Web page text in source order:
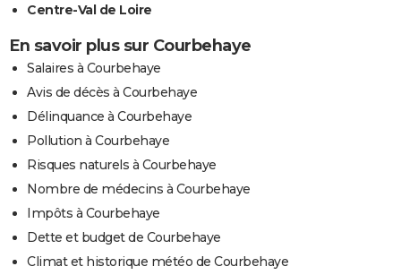
Centre-Val de Loire
En savoir plus sur Courbehaye
Salaires à Courbehaye
Avis de décès à Courbehaye
Délinquance à Courbehaye
Pollution à Courbehaye
Risques naturels à Courbehaye
Nombre de médecins à Courbehaye
Impôts à Courbehaye
Dette et budget de Courbehaye
Climat et historique météo de Courbehaye